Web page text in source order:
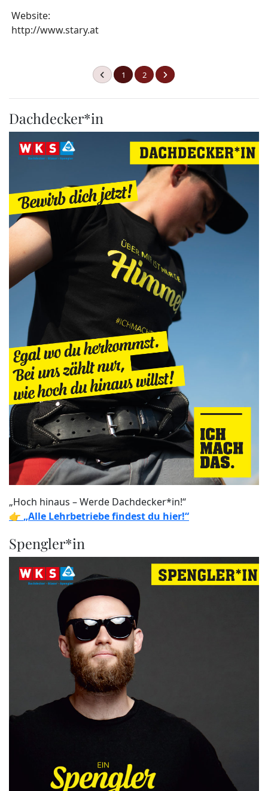
Website:
http://www.stary.at
1 2
Dachdecker*in
„Hoch hinaus – Werde Dachdecker*in!“
👉 „Alle Lehrbetriebe findest du hier!“
Spengler*in